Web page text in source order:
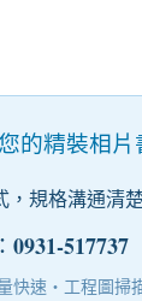
的精裝相片
，規格溝通清
0931-517737
快速・工程圖掃